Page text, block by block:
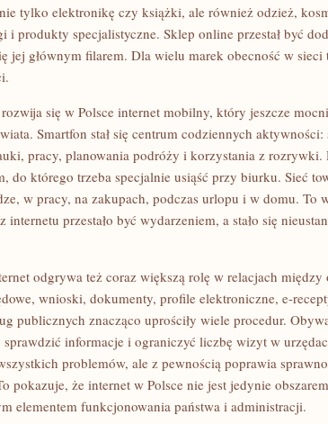
tylko elektronikę czy książki, ale również odzież,
i produkty specjalistyczne. Sklep online przestał być
jej głównym filarem. Dla wielu marek obecność w
się w Polsce internet mobilny, który jeszcze
Smartfon stał się centrum codziennych aktywności:
pracy, planowania podróży i korzystania z
do którego trzeba specjalnie usiąść przy biurku. Sieć
w pracy, na zakupach, podczas urlopu i w domu. To
internetu przestało być wydarzeniem, a stało się
odgrywa też coraz większą rolę w relacjach między
wnioski, dokumenty, profile elektroniczne, e-
publicznych znacząco uprościły wiele procedur.
sprawdzić informacje i ograniczyć liczbę wizyt w
problemów, ale z pewnością poprawia
pokazuje, że internet w Polsce nie jest jedynie
elementem funkcjonowania państwa i administracji.